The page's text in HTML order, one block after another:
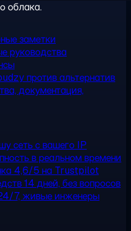
облака.
заметки
руководства
против альтернатив
документация,
сеть с вашего IP
в реальном времени
4,6/5 на Trustpilot
14 дней, без вопросов
7, живые инженеры